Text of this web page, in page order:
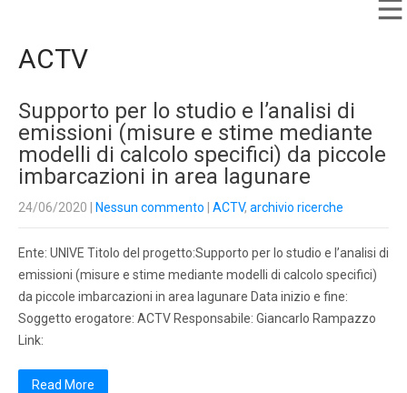
ACTV
Supporto per lo studio e l’analisi di
emissioni (misure e stime mediante
modelli di calcolo specifici) da piccole
imbarcazioni in area lagunare
24/06/2020 Nessun commento ACTV, archivio ricerche
Ente: UNIVE Titolo del progetto:Supporto per lo studio e l’analisi di
emissioni (misure e stime mediante modelli di calcolo specifici)
da piccole imbarcazioni in area lagunare Data inizio e fine:
Soggetto erogatore: ACTV Responsabile: Giancarlo Rampazzo
Link:
Read More